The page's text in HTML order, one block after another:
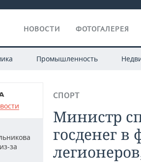
НОВОСТИ ФОТОГАЛЕРЕЯ
Промышленность
за
СПОРТ
Министр
госденег в